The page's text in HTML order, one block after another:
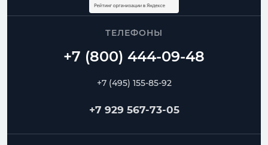
ТЕЛЕФОНЫ
+7 (495) 155-85-92
+7 929 567-73-05